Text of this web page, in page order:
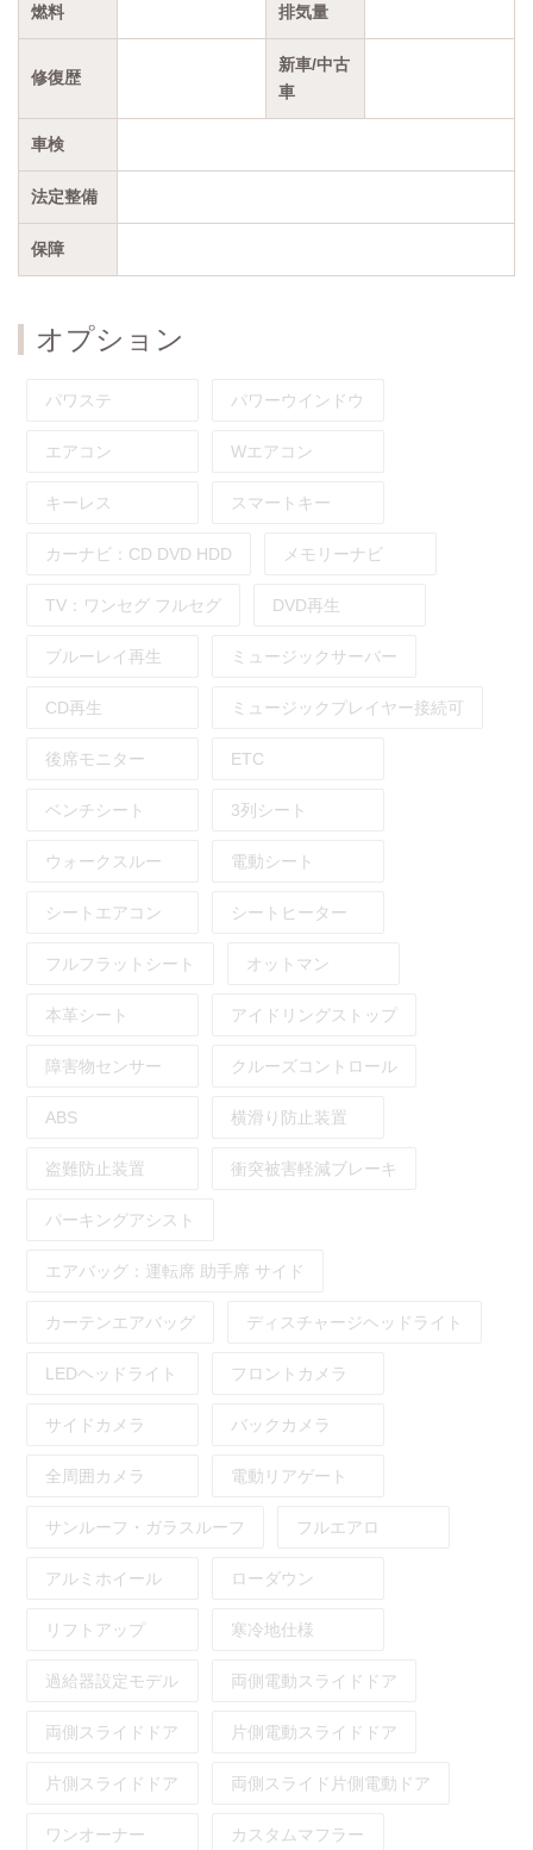
燃料 排気量
修復歴
新車/中古
車
車検
法定整備
保障
オプション
パワステ パワーウインドウ
エアコン Wエアコン
キーレス スマートキー
カーナビ： CD DVD HDD メモリーナビ
TV： ワンセグ フルセグ DVD再生
ブルーレイ再生 ミュージックサーバー
CD再生 ミュージックプレイヤー接続可
後席モニター ETC
ベンチシート 3列シート
ウォークスルー 電動シート
シートエアコン シートヒーター
フルフラットシート オットマン
本革シート アイドリングストップ
障害物センサー クルーズコントロール
ABS 横滑り防止装置
盗難防止装置 衝突被害軽減ブレーキ
パーキングアシスト
エアバッグ： 運転席 助手席 サイド
カーテンエアバッグ ディスチャージヘッドライト
LEDヘッドライト フロントカメラ
サイドカメラ バックカメラ
全周囲カメラ 電動リアゲート
サンルーフ・ガラスルーフ フルエアロ
アルミホイール ローダウン
リフトアップ 寒冷地仕様
過給器設定モデル 両側電動スライドドア
両側スライドドア 片側電動スライドドア
片側スライドドア 両側スライド片側電動ドア
ワンオーナー カスタムマフラー